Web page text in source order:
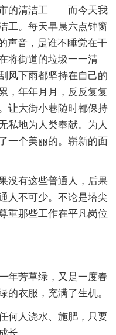
的清洁工——而今天我
工。每天早晨六点钟窗
声音，是谁不睡觉在干
将街道的垃圾一一清
风下雨都坚持在自己的
，年年月月，反反复复
让大街小巷随时都保持
私地为人类奉献。为人
一个美丽的。崭新的面
没有这些普通人，后果
人不可少。不论是塔尖
重那些工作在平凡岗位
年芳草绿，又是一度春
的衣服，充满了生机。
何人浇水、施肥，只要
长。